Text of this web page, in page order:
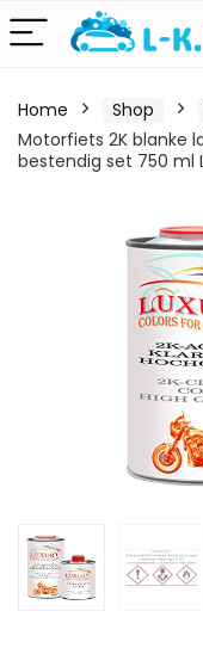
Home Shop
Motorfiets 2K blanke
bestendig set 750 ml